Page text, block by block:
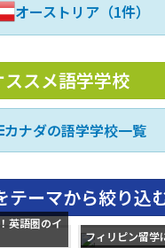
オーストリア（1件）
スメ語学学校
カナダの語学学校一覧
テーマから絞り込
英語圏のイ
フィリピン留学